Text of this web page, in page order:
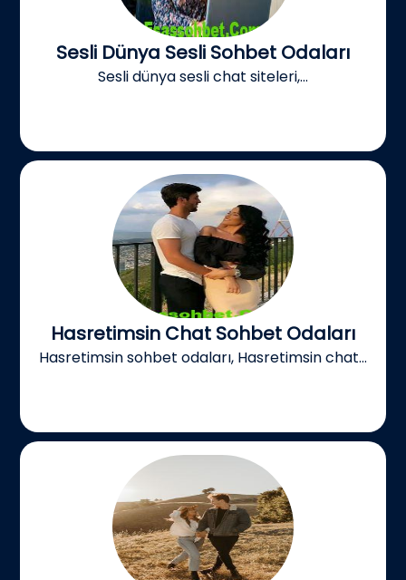
Sesli Dünya Sesli Sohbet Odaları
Sesli dünya sesli chat siteleri,...
Hasretimsin Chat Sohbet Odaları
Hasretimsin sohbet odaları, Hasretimsin chat...